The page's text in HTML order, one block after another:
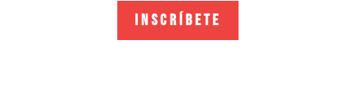
INSCRÍBETE